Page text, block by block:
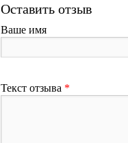
Оставить отзыв
Ваше имя
Текст отзыва *